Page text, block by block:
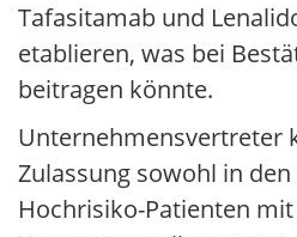
Tafasitamab und
etablieren, was bei
beitragen könnte.
Unternehmensvertreter
Zulassung sowohl in
Hochrisiko-Patienten